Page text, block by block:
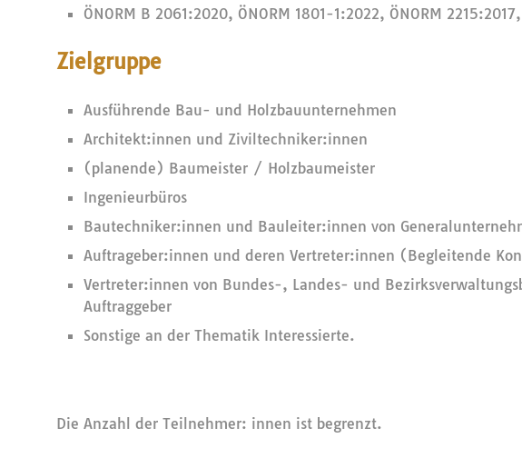
ÖNORM B 2061:2020, ÖNORM 1801-1:2022, ÖNORM
Zielgruppe
Ausführende Bau- und Holzbauunternehmen
Architekt:innen und Ziviltechniker:innen
(planende) Baumeister / Holzbaumeister
Ingenieurbüros
Bautechniker:innen und Bauleiter:innen von
Auftrageber:innen und deren Vertreter:innen (Begleitende
Vertreter:innen von Bundes-, Landes- und
Auftraggeber
Sonstige an der Thematik Interessierte.
Die Anzahl der Teilnehmer: innen ist begrenzt.